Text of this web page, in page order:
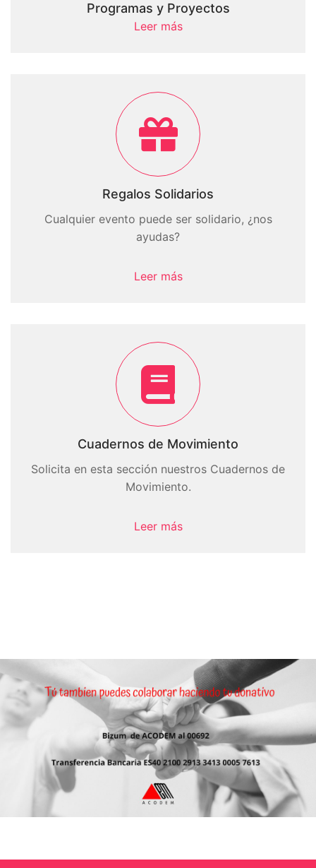
Programas y Proyectos
Leer más
Regalos Solidarios
Cualquier evento puede ser solidario, ¿nos
ayudas?
Leer más
Cuadernos de Movimiento
Solicita en esta sección nuestros Cuadernos de
Movimiento.
Leer más